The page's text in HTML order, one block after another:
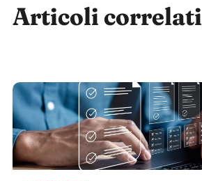
Articoli correlati